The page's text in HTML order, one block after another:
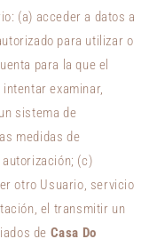
(a) acceder a datos a
para utilizar o
para la que el
examinar,
sistema de
medidas de
(c)
otro Usuario, servicio
el transmitir un
de Casa Do